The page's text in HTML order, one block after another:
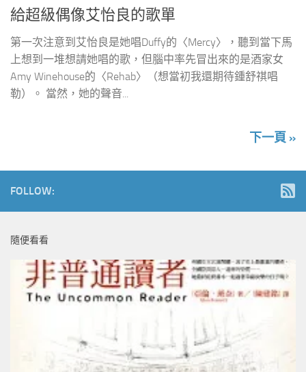
給超級偶像艾怡良的歌單
第一次注意到艾怡良是她唱Duffy的〈Mercy〉，聽到當下馬
上想到一堆想請她唱的歌，但腦中率先冒出來的是酒家女
Amy Winehouse的〈Rehab〉（想當初我還期待鍾舒祺唱
勒）。 當然，她的聲音...
下一頁 »
FOLLOW:
隨便看看